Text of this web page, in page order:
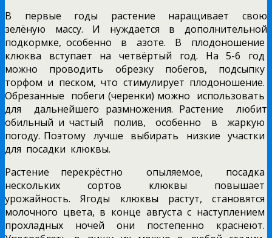
В первые годы растение наращивает свою
зелёную массу. И нуждается в дополнительной
подкормке, особенно в азоте. В плодоношение
клюква вступает на четвёртый год. На 5-6 год
можно проводить обрезку побегов, подсыпку
торфом и песком, что стимулирует плодоношение.
Обрезанные побеги (черенки) можно использовать
для дальнейшего размножения. Растение любит
обильный и частый полив, особенно в жаркую
погоду. Поэтому лучше выбирать низкие участки
для посадки клюквы.
Растение перекрёстно опыляемое, посадка
нескольких сортов клюквы повышает
урожайность. Ягоды клюквы растут, становятся
молочного цвета, в конце августа с наступлением
прохладных ночей они постепенно краснеют.